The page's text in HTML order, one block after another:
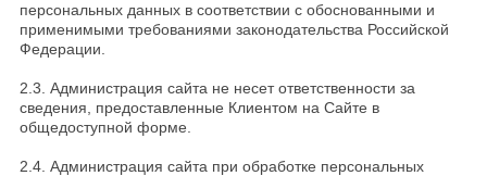
персональных данных в соответствии с обоснованными и
применимыми требованиями законодательства Российской
Федерации.
2.3. Администрация сайта не несет ответственности за
сведения, предоставленные Клиентом на Сайте в
общедоступной форме.
2.4. Администрация сайта при обработке персональных